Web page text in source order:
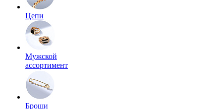
Цепи
Мужской
ассортимент
Броши